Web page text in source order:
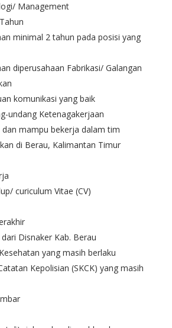
Management
minimal 2 tahun pada posisi yang
diperusahaan Fabrikasi/ Galangan
komunikasi yang baik
undang Ketenagakerjaan
mampu bekerja dalam tim
di Berau, Kalimantan Timur
curiculum Vitae (CV)
Disnaker Kab. Berau
yang masih berlaku
Kepolisian (SKCK) yang masih